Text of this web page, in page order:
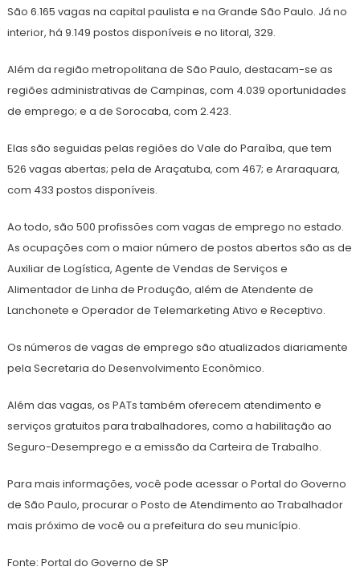
São 6.165 vagas na capital paulista e na Grande São Paulo. Já no
interior, há 9.149 postos disponíveis e no litoral, 329.
Além da região metropolitana de São Paulo, destacam-se as
regiões administrativas de Campinas, com 4.039 oportunidades
de emprego; e a de Sorocaba, com 2.423.
Elas são seguidas pelas regiões do Vale do Paraíba, que tem
526 vagas abertas; pela de Araçatuba, com 467; e Araraquara,
com 433 postos disponíveis.
Ao todo, são 500 profissões com vagas de emprego no estado.
As ocupações com o maior número de postos abertos são as de
Auxiliar de Logística, Agente de Vendas de Serviços e
Alimentador de Linha de Produção, além de Atendente de
Lanchonete e Operador de Telemarketing Ativo e Receptivo.
Os números de vagas de emprego são atualizados diariamente
pela Secretaria do Desenvolvimento Econômico.
Além das vagas, os PATs também oferecem atendimento e
serviços gratuitos para trabalhadores, como a habilitação ao
Seguro-Desemprego e a emissão da Carteira de Trabalho.
Para mais informações, você pode acessar o Portal do Governo
de São Paulo, procurar o Posto de Atendimento ao Trabalhador
mais próximo de você ou a prefeitura do seu município.
Fonte: Portal do Governo de SP